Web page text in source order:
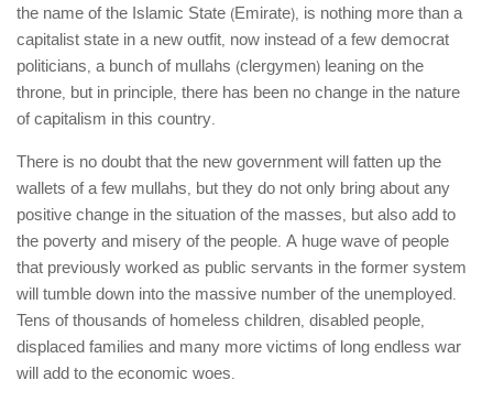
فعالان کارگری
راه کارگر
کومله
اقلیت
اتحاد سوسیالیستی کارگری
مائوئیست ها – سربداران
SWP حزب کارگر سوسیالیست
the name of the Islamic State (Emirate), is nothing more than a
capitalist state in a new outfit, now instead of a few democrat
politicians, a bunch of mullahs (clergymen) leaning on the
throne, but in principle, there has been no change in the nature
of capitalism in this country.
There is no doubt that the new government will fatten up the
wallets of a few mullahs, but they do not only bring about any
positive change in the situation of the masses, but also add to
the poverty and misery of the people. A huge wave of people
that previously worked as public servants in the former system
will tumble down into the massive number of the unemployed.
Tens of thousands of homeless children, disabled people,
displaced families and many more victims of long endless war
will add to the economic woes.